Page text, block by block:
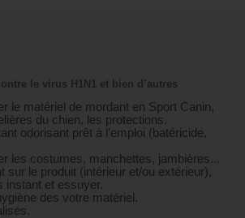
le virus H1N1 et bien d’autres
le matériel de mordant en Sport Canin,
du chien, les protections.
odorisant prêt à l’emploi (batéricide,
les costumes, manchettes, jambières...
sur le produit (intérieur et/ou extérieur),
instant et essuyer.
des votre matériel.